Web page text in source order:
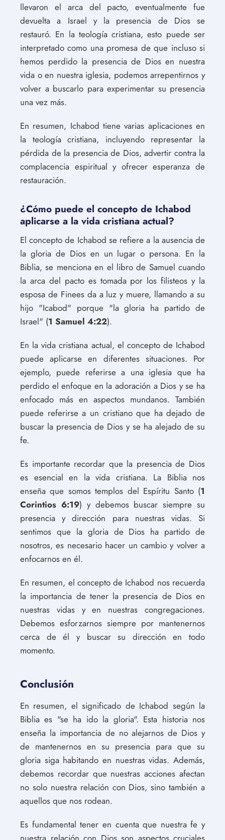
llevaron el arca del pacto, eventualmente fue
devuelta a Israel y la presencia de Dios se
restauró. En la teología cristiana, esto puede ser
interpretado como una promesa de que incluso si
hemos perdido la presencia de Dios en nuestra
vida o en nuestra iglesia, podemos arrepentirnos y
volver a buscarlo para experimentar su presencia
una vez más.
En resumen, Ichabod tiene varias aplicaciones en
la teología cristiana, incluyendo representar la
pérdida de la presencia de Dios, advertir contra la
complacencia espiritual y ofrecer esperanza de
restauración.
¿Cómo puede el concepto de Ichabod
aplicarse a la vida cristiana actual?
El concepto de Ichabod se refiere a la ausencia de
la gloria de Dios en un lugar o persona. En la
Biblia, se menciona en el libro de Samuel cuando
la arca del pacto es tomada por los filisteos y la
esposa de Finees da a luz y muere, llamando a su
hijo "Icabod" porque "la gloria ha partido de
Israel" (1 Samuel 4:22).
En la vida cristiana actual, el concepto de Ichabod
puede aplicarse en diferentes situaciones. Por
ejemplo, puede referirse a una iglesia que ha
perdido el enfoque en la adoración a Dios y se ha
enfocado más en aspectos mundanos. También
puede referirse a un cristiano que ha dejado de
buscar la presencia de Dios y se ha alejado de su
fe.
Es importante recordar que la presencia de Dios
es esencial en la vida cristiana. La Biblia nos
enseña que somos templos del Espíritu Santo (1
Corintios 6:19) y debemos buscar siempre su
presencia y dirección para nuestras vidas. Si
sentimos que la gloria de Dios ha partido de
nosotros, es necesario hacer un cambio y volver a
enfocarnos en él.
En resumen, el concepto de Ichabod nos recuerda
la importancia de tener la presencia de Dios en
nuestras vidas y en nuestras congregaciones.
Debemos esforzarnos siempre por mantenernos
cerca de él y buscar su dirección en todo
momento.
Conclusión
En resumen, el significado de Ichabod según la
Biblia es "se ha ido la gloria". Esta historia nos
enseña la importancia de no alejarnos de Dios y
de mantenernos en su presencia para que su
gloria siga habitando en nuestras vidas. Además,
debemos recordar que nuestras acciones afectan
no solo nuestra relación con Dios, sino también a
aquellos que nos rodean.
Es fundamental tener en cuenta que nuestra fe y